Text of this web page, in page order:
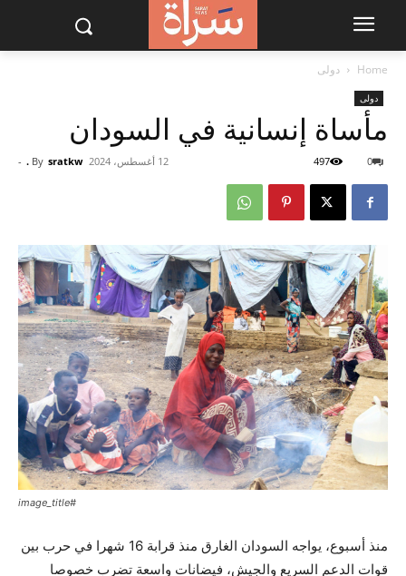
Home دولى
دولى
مأساة إنسانية في السودان
By sratkw .
- 12 أغسطس، 2024 0
497
#image_title
منذ أسبوع، يواجه السودان الغارق منذ قرابة 16 شهرا في حرب بين
قوات الدعم السريع والجيش، فيضانات واسعة تضرب خصوصا